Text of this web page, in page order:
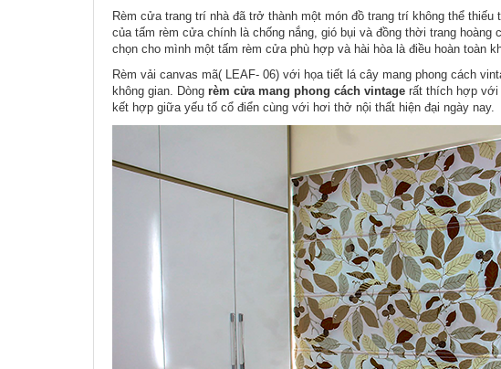
Rèm cửa trang trí nhà đã trở thành một món đồ trang trí không thể
của tấm rèm cửa chính là chống nắng, gió bụi và đồng thời trang
chọn cho mình một tấm rèm cửa phù hợp và hài hòa là điều hoàn toàn
Rèm vải canvas mã( LEAF- 06) với họa tiết lá cây mang phong cách
không gian. Dòng rèm cửa mang phong cách vintage rất thích hợp với
kết hợp giữa yếu tố cổ điển cùng với hơi thở nội thất hiện đại ngày nay.